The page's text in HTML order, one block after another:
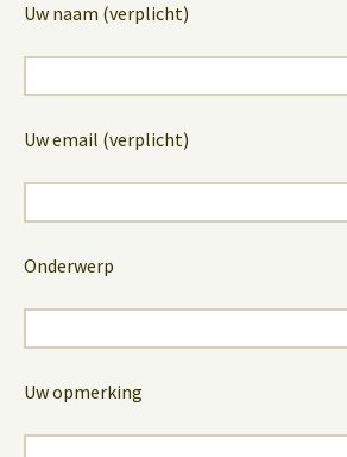
Uw naam (verplicht)
Uw email (verplicht)
Onderwerp
Uw opmerking